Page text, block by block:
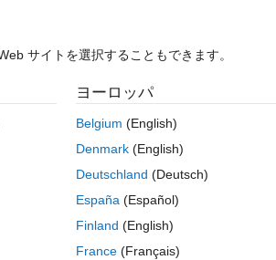
with simulink and ı have to change
various values for some parameters ı want
me so ı want to make it easier.
サイトを選択することもできます。
ヨーロッパ
Belgium (English)
Denmark (English)
Deutschland (Deutsch)
España (Español)
Finland (English)
France (Français)